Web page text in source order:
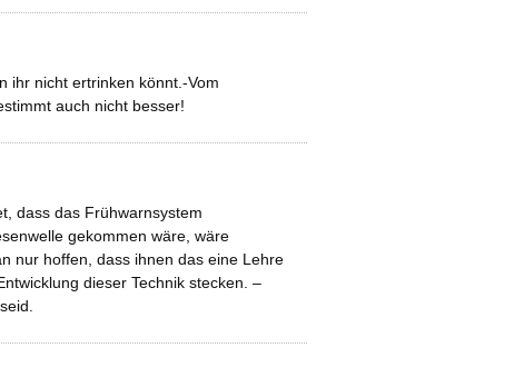
ihr nicht ertrinken könnt.-Vom
auch nicht besser!
dass das Frühwarnsystem
gekommen wäre, wäre
nur hoffen, dass ihnen das eine Lehre
dieser Technik stecken. –